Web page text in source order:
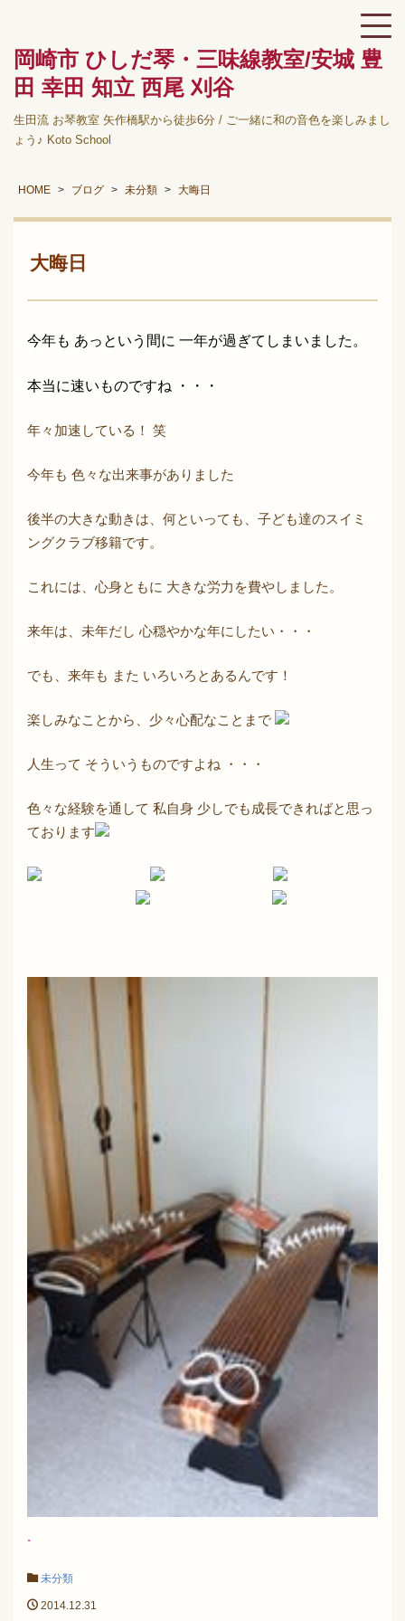
岡崎市 ひしだ琴・三味線教室/安城 豊
田 幸田 知立 西尾 刈谷
生田流 お琴教室 矢作橋駅から徒歩6分 / ご一緒に和の音色を楽しみまし
ょう♪ Koto School
HOME ブログ 未分類 大晦日
大晦日
今年も あっという間に 一年が過ぎてしまいました。
本当に速いものですね ・・・
年々加速している！ 笑
今年も 色々な出来事がありました
後半の大きな動きは、何といっても、子ども達のスイミ
ングクラブ移籍です。
これには、心身ともに 大きな労力を費やしました。
来年は、未年だし 心穏やかな年にしたい・・・
でも、来年も また いろいろとあるんです！
楽しみなことから、少々心配なことまで
人生って そういうものですよね ・・・
色々な経験を通して 私自身 少しでも成長できればと思っ
ております
.
未分類
2014.12.31